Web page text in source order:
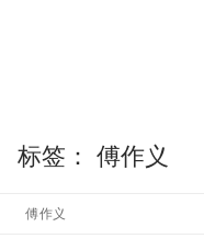
标签： 傅作义
傅作义